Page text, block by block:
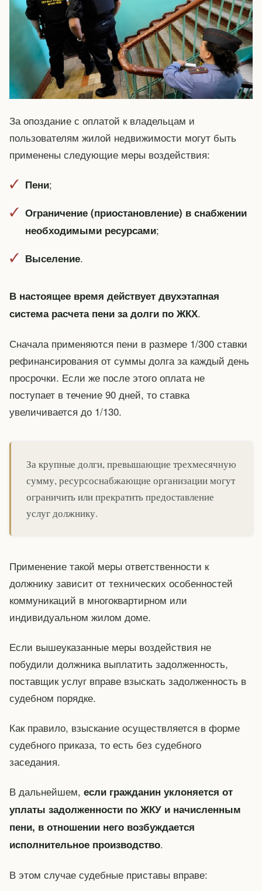
За опоздание с оплатой к владельцам и
пользователям жилой недвижимости могут быть
применены следующие меры воздействия:
Пени;
Ограничение (приостановление) в снабжении
необходимыми ресурсами;
Выселение.
В настоящее время действует двухэтапная
система расчета пени за долги по ЖКХ.
Сначала применяются пени в размере 1/300 ставки
рефинансирования от суммы долга за каждый день
просрочки. Если же после этого оплата не
поступает в течение 90 дней, то ставка
увеличивается до 1/130.
За крупные долги, превышающие трехмесячную
сумму, ресурсоснабжающие организации могут
ограничить или прекратить предоставление
услуг должнику.
Применение такой меры ответственности к
должнику зависит от технических особенностей
коммуникаций в многоквартирном или
индивидуальном жилом доме.
Если вышеуказанные меры воздействия не
побудили должника выплатить задолженность,
поставщик услуг вправе взыскать задолженность в
судебном порядке.
Как правило, взыскание осуществляется в форме
судебного приказа, то есть без судебного
заседания.
В дальнейшем, если гражданин уклоняется от
уплаты задолженности по ЖКУ и начисленным
пени, в отношении него возбуждается
исполнительное производство.
В этом случае судебные приставы вправе: